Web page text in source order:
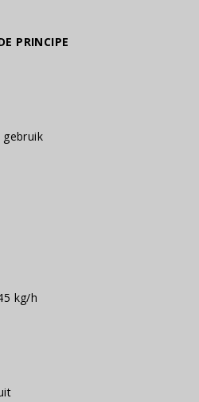
PRINCIPE
kg/h